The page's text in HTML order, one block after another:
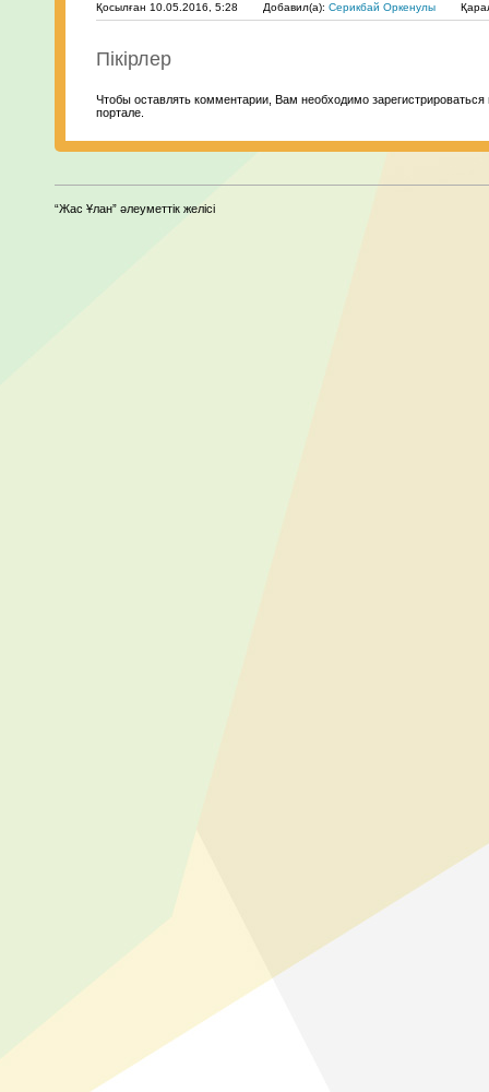
Қосылған 10.05.2016, 5:28 Добавил(а): Серикбай Оркенулы
Пікірлер
Чтобы оставлять комментарии, Вам необходимо зарегистрироваться
портале.
“Жас Ұлан” әлеуметтік желісі